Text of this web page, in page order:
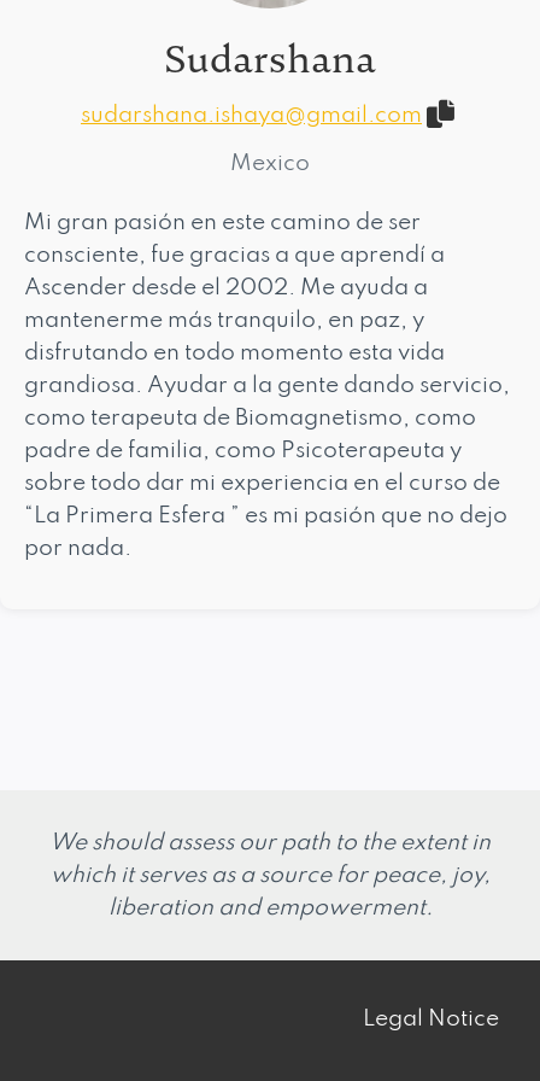
Sudarshana
sudarshana.ishaya@gmail.com
Mexico
Mi gran pasión en este camino de ser
consciente, fue gracias a que aprendí a
Ascender desde el 2002. Me ayuda a
mantenerme más tranquilo, en paz, y
disfrutando en todo momento esta vida
grandiosa. Ayudar a la gente dando servicio,
como terapeuta de Biomagnetismo, como
padre de familia, como Psicoterapeuta y
sobre todo dar mi experiencia en el curso de
“La Primera Esfera ” es mi pasión que no dejo
por nada.
We should assess our path to the extent in
which it serves as a source for peace, joy,
liberation and empowerment.
Legal Notice